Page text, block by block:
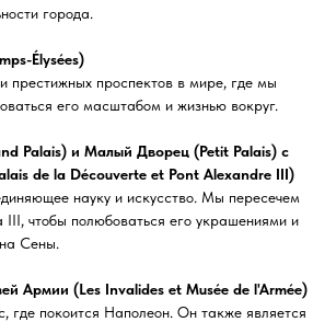
города.
Élysées)
престижных проспектов в мире, где мы
его масштабом и жизнью вокруг.
Palais) и Малый Дворец (Petit Palais) с
de la Découverte et Pont Alexandre III)
науку и искусство. Мы пересечем
чтобы полюбоваться его украшениями и
Сены.
Армии (Les Invalides et Musée de l'Armée)
где покоится Наполеон. Он также является